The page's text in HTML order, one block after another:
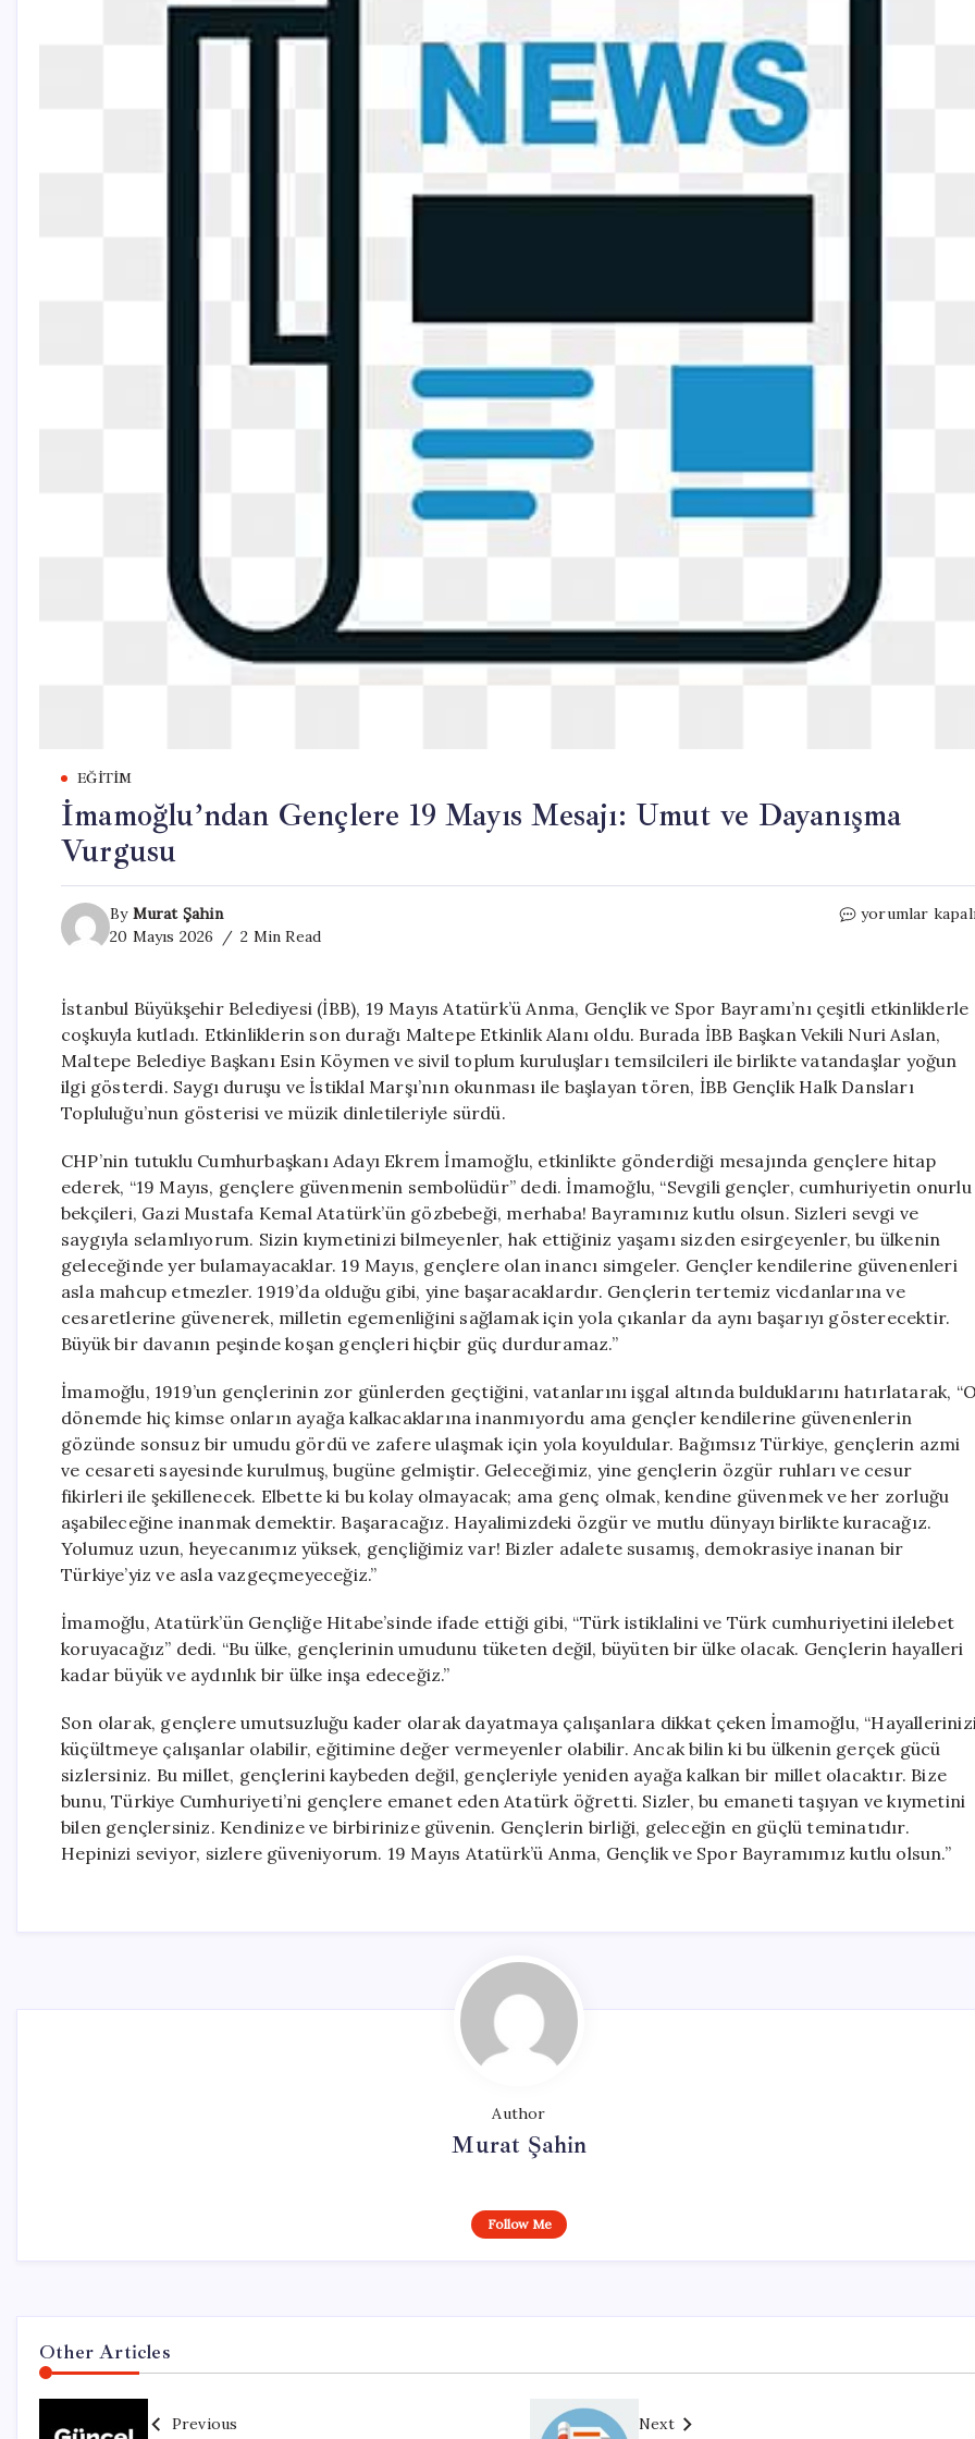
EĞITIM
İmamoğlu’ndan Gençlere 19 Mayıs Mesajı: Umut ve Dayanışma
Vurgusu
By Murat Şahin
20 Mayıs 2026
2 Min Read
İmamoğlu’ndan
Mesajı:
Umut
Dayanışma
Vurgusu
yorumlar
İstanbul Büyükşehir Belediyesi (İBB), 19 Mayıs Atatürk’ü Anma, Gençlik ve Spor Bayramı’nı çeşitli etkinliklerle
coşkuyla kutladı. Etkinliklerin son durağı Maltepe Etkinlik Alanı oldu. Burada İBB Başkan Vekili Nuri Aslan,
Maltepe Belediye Başkanı Esin Köymen ve sivil toplum kuruluşları temsilcileri ile birlikte vatandaşlar yoğun
ilgi gösterdi. Saygı duruşu ve İstiklal Marşı’nın okunması ile başlayan tören, İBB Gençlik Halk Dansları
Topluluğu’nun gösterisi ve müzik dinletileriyle sürdü.
CHP’nin tutuklu Cumhurbaşkanı Adayı Ekrem İmamoğlu, etkinlikte gönderdiği mesajında gençlere hitap
ederek, “19 Mayıs, gençlere güvenmenin sembolüdür” dedi. İmamoğlu, “Sevgili gençler, cumhuriyetin onurlu
bekçileri, Gazi Mustafa Kemal Atatürk’ün gözbebeği, merhaba! Bayramınız kutlu olsun. Sizleri sevgi ve
saygıyla selamlıyorum. Sizin kıymetinizi bilmeyenler, hak ettiğiniz yaşamı sizden esirgeyenler, bu ülkenin
geleceğinde yer bulamayacaklar. 19 Mayıs, gençlere olan inancı simgeler. Gençler kendilerine güvenenleri
asla mahcup etmezler. 1919’da olduğu gibi, yine başaracaklardır. Gençlerin tertemiz vicdanlarına ve
cesaretlerine güvenerek, milletin egemenliğini sağlamak için yola çıkanlar da aynı başarıyı gösterecektir.
Büyük bir davanın peşinde koşan gençleri hiçbir güç durduramaz.”
İmamoğlu, 1919’un gençlerinin zor günlerden geçtiğini, vatanlarını işgal altında bulduklarını hatırlatarak,
dönemde hiç kimse onların ayağa kalkacaklarına inanmıyordu ama gençler kendilerine güvenenlerin
gözünde sonsuz bir umudu gördü ve zafere ulaşmak için yola koyuldular. Bağımsız Türkiye, gençlerin azmi
ve cesareti sayesinde kurulmuş, bugüne gelmiştir. Geleceğimiz, yine gençlerin özgür ruhları ve cesur
fikirleri ile şekillenecek. Elbette ki bu kolay olmayacak; ama genç olmak, kendine güvenmek ve her zorluğu
aşabileceğine inanmak demektir. Başaracağız. Hayalimizdeki özgür ve mutlu dünyayı birlikte kuracağız.
Yolumuz uzun, heyecanımız yüksek, gençliğimiz var! Bizler adalete susamış, demokrasiye inanan bir
Türkiye’yiz ve asla vazgeçmeyeceğiz.”
İmamoğlu, Atatürk’ün Gençliğe Hitabe’sinde ifade ettiği gibi, “Türk istiklalini ve Türk cumhuriyetini ilelebet
koruyacağız” dedi. “Bu ülke, gençlerinin umudunu tüketen değil, büyüten bir ülke olacak. Gençlerin hayalleri
kadar büyük ve aydınlık bir ülke inşa edeceğiz.”
Son olarak, gençlere umutsuzluğu kader olarak dayatmaya çalışanlara dikkat çeken İmamoğlu,
küçültmeye çalışanlar olabilir, eğitimine değer vermeyenler olabilir. Ancak bilin ki bu ülkenin gerçek gücü
sizlersiniz. Bu millet, gençlerini kaybeden değil, gençleriyle yeniden ayağa kalkan bir millet olacaktır. Bize
bunu, Türkiye Cumhuriyeti’ni gençlere emanet eden Atatürk öğretti. Sizler, bu emaneti taşıyan ve kıymetini
bilen gençlersiniz. Kendinize ve birbirinize güvenin. Gençlerin birliği, geleceğin en güçlü teminatıdır.
Hepinizi seviyor, sizlere güveniyorum. 19 Mayıs Atatürk’ü Anma, Gençlik ve Spor Bayramımız kutlu olsun.”
Author
Murat Şahin
Follow Me
Other Articles
Previous Next